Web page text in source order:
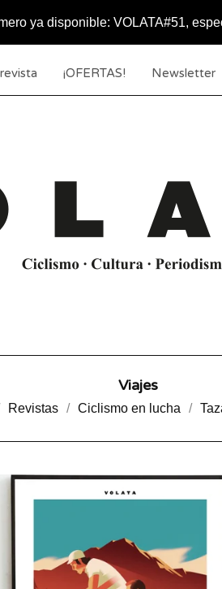
ya disponible: VOLATA#51,
¡OFERTAS! Newsletter
Viajes
Revistas Ciclismo en lucha